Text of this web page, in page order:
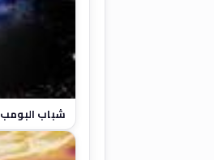
شباب البومب 7 (2018)